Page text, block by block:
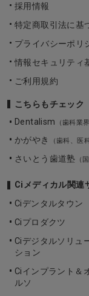
採用情報
特定商取引法に基
プライバシーポリ
情報セキュリティ
ご利用規約
こちらもチェック
Dentalism
（歯科業
かがやき （歯科、医
さいとう歯道塾 （
Ciメディカル関連
Ciデンタルタウン
Ciプロダクツ
Ciデジタルソリュ
ション
Ciインプラント＆
ルソ